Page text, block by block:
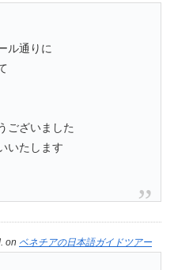
ル通りに
ございました
いたします
on ベネチアの日本語ガイドツアー